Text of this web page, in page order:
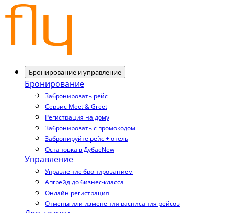
Бронирование и управление
Бронирование
Забронировать рейс
Сервис Meet & Greet
Регистрация на дому
Забронировать с промокодом
Забронируйте рейс + отель
Остановка в ДубаеNew
Управление
Управление бронированием
Апгрейд до бизнес-класса
Онлайн регистрация
Отмены или изменения расписания рейсов